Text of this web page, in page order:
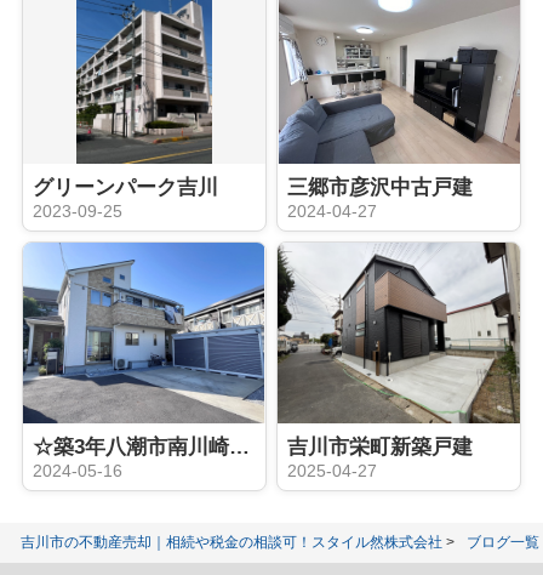
グリーンパーク吉川
2023-09-25
三郷市彦沢中古戸建
2024-04-27
☆築3年八潮市南川崎中古戸建☆
2024-05-16
吉川市栄町新築戸建
2025-04-27
吉川市の不動産売却｜相続や税金の相談可！スタイル然株式会社 ブログ一覧